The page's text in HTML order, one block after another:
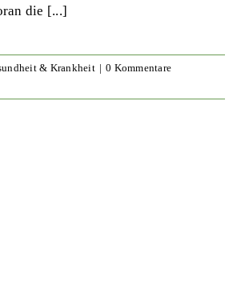
die [...]
& Krankheit | 0 Kommentare